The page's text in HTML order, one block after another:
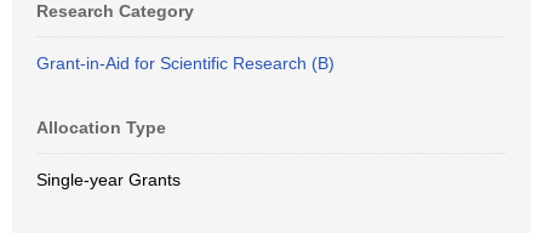
Research Category
Grant-in-Aid for Scientific Research (B)
Allocation Type
Single-year Grants